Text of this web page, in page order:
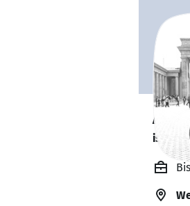
is